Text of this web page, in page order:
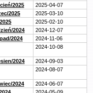
2025
2025-04-07
2025
2025-03-10
2025-02-10
2024
2024-12-07
2024
2024-11-06
2024-10-08
2024
2024-09-03
2024-08-07
2024
2024-06-07